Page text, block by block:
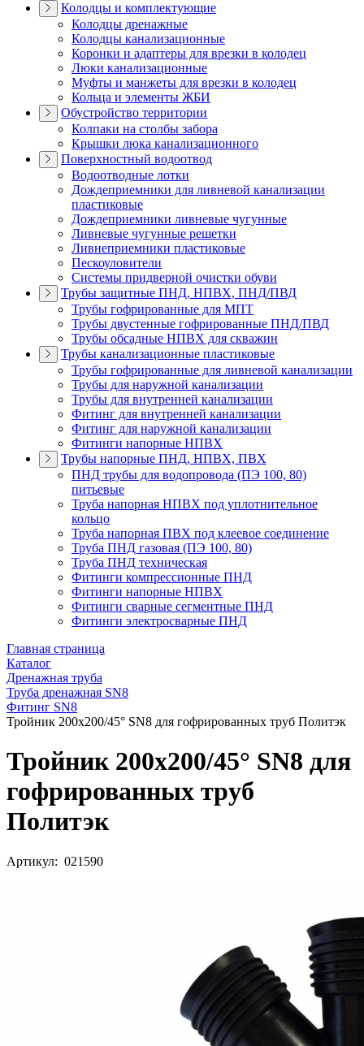
Колодцы и комплектующие
Колодцы дренажные
Колодцы канализационные
Коронки и адаптеры для врезки в колодец
Люки канализационные
Муфты и манжеты для врезки в колодец
Кольца и элементы ЖБИ
Обустройство территории
Колпаки на столбы забора
Крышки люка канализационного
Поверхностный водоотвод
Водоотводные лотки
Дождеприемники для ливневой канализации
пластиковые
Дождеприемники ливневые чугунные
Ливневые чугунные решетки
Ливнеприемники пластиковые
Пескоуловители
Системы придверной очистки обуви
Трубы защитные ПНД, НПВХ, ПНД/ПВД
Трубы гофрированные для МПТ
Трубы двустенные гофрированные ПНД/ПВД
Трубы обсадные НПВХ для скважин
Трубы канализационные пластиковые
Трубы гофрированные для ливневой канализации
Трубы для наружной канализации
Трубы для внутренней канализации
Фитинг для внутренней канализации
Фитинг для наружной канализации
Фитинги напорные НПВХ
Трубы напорные ПНД, НПВХ, ПВХ
ПНД трубы для водопровода (ПЭ 100, 80)
питьевые
Труба напорная НПВХ под уплотнительное
кольцо
Труба напорная ПВХ под клеевое соединение
Труба ПНД газовая (ПЭ 100, 80)
Труба ПНД техническая
Фитинги компрессионные ПНД
Фитинги напорные НПВХ
Фитинги сварные сегментные ПНД
Фитинги электросварные ПНД
Главная страница
Каталог
Дренажная труба
Труба дренажная SN8
Фитинг SN8
Тройник 200х200/45° SN8 для гофрированных труб Политэк
Тройник 200х200/45° SN8 для
гофрированных труб
Политэк
Артикул: 021590